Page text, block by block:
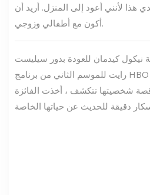
هذا لأنني أعود إلى المنزل. أريد أن
أكون مع أطفالي وزوجي.
نيكول كيدمان للعودة بدور سيليست
رايت للموسم الثاني من برنامج HBO ، الذي سيُعرض لأول مرة في
قصة شخصيتها تتكشف ، أخذت الفائزة